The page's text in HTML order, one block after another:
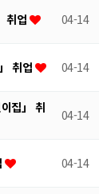
취업 04-14
취업 04-14
집」 취
04-14
04-14